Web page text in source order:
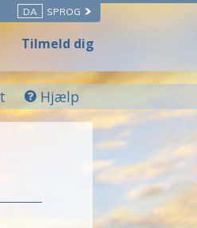
DA SPROG
Tilmeld dig
Hjælp